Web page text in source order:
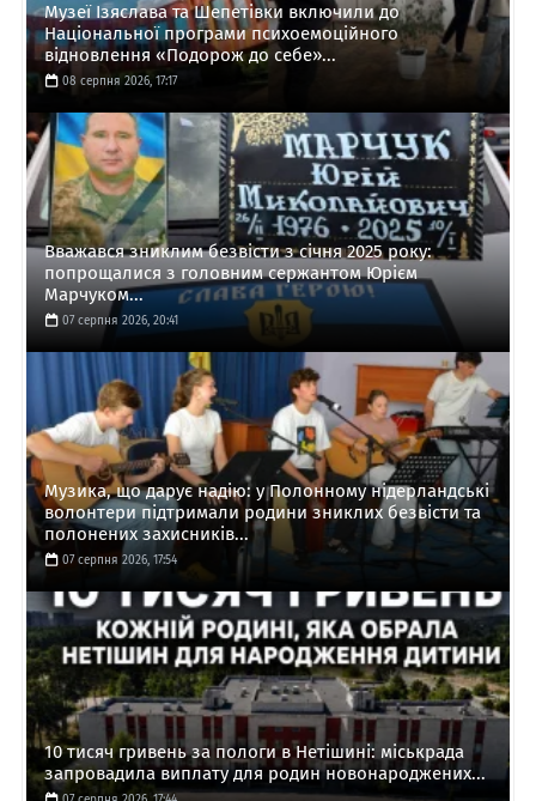
Музеї Ізяслава та Шепетівки включили до
Національної програми психоемоційного
відновлення «Подорож до себе»...
08 серпня 2026, 17:17
Вважався зниклим безвісти з січня 2025 року:
попрощалися з головним сержантом Юрієм
Марчуком...
07 серпня 2026, 20:41
Музика, що дарує надію: у Полонному нідерландські
волонтери підтримали родини зниклих безвісти та
полонених захисників...
07 серпня 2026, 17:54
10 тисяч гривень за пологи в Нетішині: міськрада
запровадила виплату для родин новонароджених...